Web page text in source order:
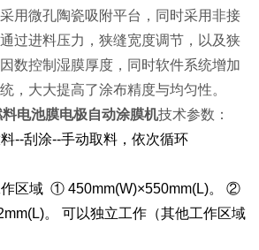
用微孔陶瓷吸附平台，同时采用非接
过进料压力，狭缝宽度调节，以及狭
数控制湿膜厚度，同时软件系统增加
，大大提高了涂布精度与均匀性。
电池膜电极自动涂膜机技术参数：
--刮涂--手动取料，依次循环
作区域 ① 450mm(W)×550mm(L)。 ②
。 可以独立工作（其他工作区域